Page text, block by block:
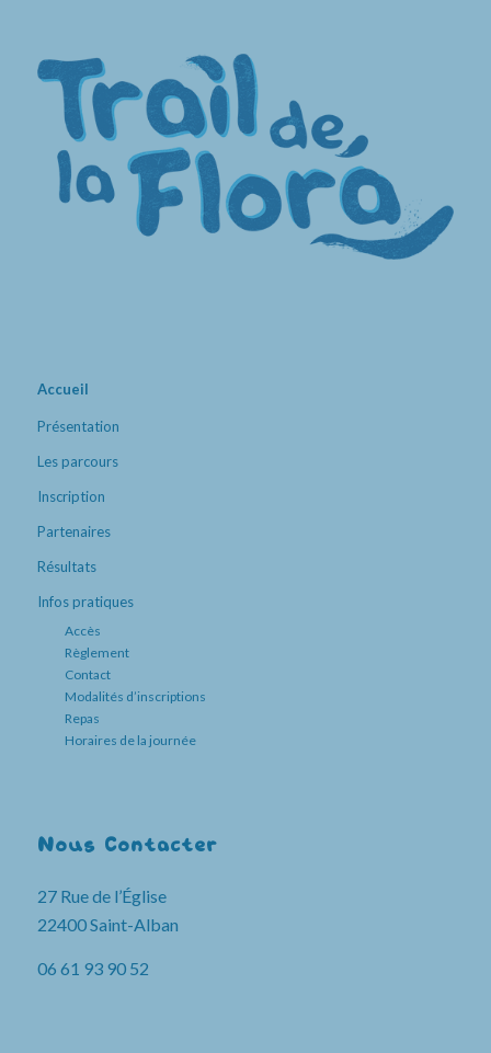
Accueil
Présentation
Les parcours
Inscription
Partenaires
Résultats
Infos pratiques
Accès
Règlement
Contact
Modalités d’inscriptions
Repas
Horaires de la journée
Nous Contacter
27 Rue de l’Église
22400 Saint-Alban
06 61 93 90 52